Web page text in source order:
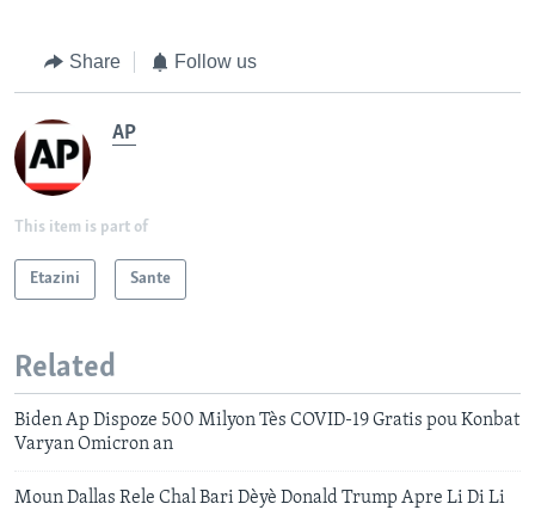
Share Follow us
AP
This item is part of
Etazini Sante
Related
Biden Ap Dispoze 500 Milyon Tès COVID-19 Gratis pou Konbat
Varyan Omicron an
Moun Dallas Rele Chal Bari Dèyè Donald Trump Apre Li Di Li